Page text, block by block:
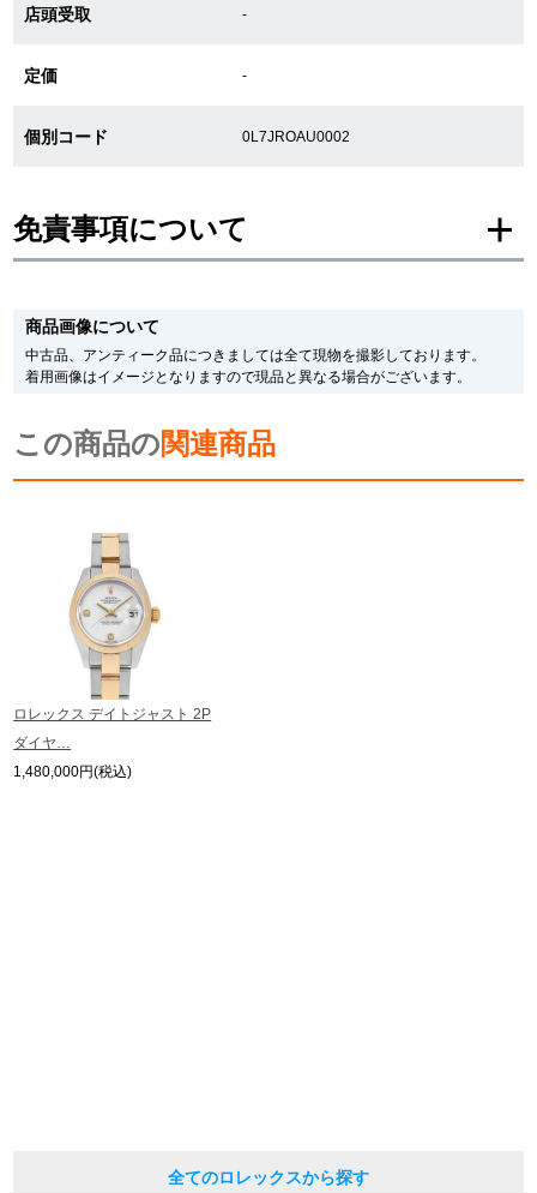
WEBマガジン
For Overseas Customers
繁體中文
ภาษาไทย
商品画像について
中古品、アンティーク品につきましては全て現物を撮影しております。
着用画像はイメージとなりますので現品と異なる場合がございます。
この商品の関連商品
ロレックス デイトジャスト 2P
ダイヤ…
1,480,000円(税込)
全てのロレックスから探す
店頭受取 -
定価 -
個別コード 0L7JROAU0002
免責事項について
メーカー保護シールの有無に個体差がございますのでご了承下さいませ。
また、メーカーにてマイナーチェンジがなされる場合がございますが、在庫品
の仕様で販売させていただきますので予めご了承の程お願いいたします。
尚、中古品、アンティーク品につきましては現品を撮影しております。
ます。
の掲載を控えております。
※当店では店頭販売も行っております為、サイトでのご注文と店頭処理との時
間差で在庫切れになる場合がございます。
予めご了承くださいませ。
また、ご来店にてご購入を希望される場合にも、事前に在庫の確認をお電話か
メールにてお問い合わせいただけますようお願いいたします。
※アンティーク品やユーズド品の場合、外装および内部機械に代替部品を使用
している場合がございます。
※表示の定価は、入荷時の価格となっております。
現在の定価と異なる場合がございますのでご了承くださいませ。